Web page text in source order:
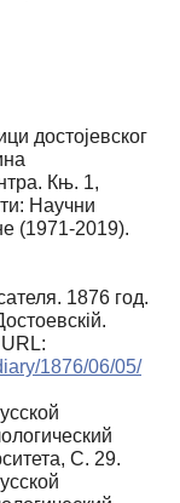
достојевског
Књ. 1,
Научни
(1971-2019).
1876 год.
1876/06/05/
С. 29.